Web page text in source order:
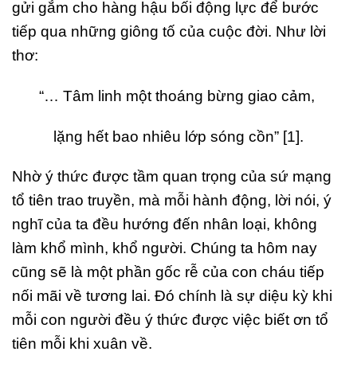
gửi gắm cho hàng hậu bối động lực để bước
tiếp qua những giông tố của cuộc đời. Như lời
thơ:
“… Tâm linh một thoáng bừng giao cảm,
lặng hết bao nhiêu lớp sóng cồn” [1].
Nhờ ý thức được tầm quan trọng của sứ mạng
tổ tiên trao truyền, mà mỗi hành động, lời nói, ý
nghĩ của ta đều hướng đến nhân loại, không
làm khổ mình, khổ người. Chúng ta hôm nay
cũng sẽ là một phần gốc rễ của con cháu tiếp
nối mãi về tương lai. Đó chính là sự diệu kỳ khi
mỗi con người đều ý thức được việc biết ơn tổ
tiên mỗi khi xuân về.